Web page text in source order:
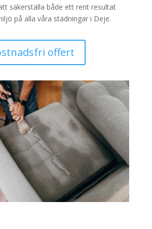
säkerställa både ett rent resultat
på alla våra städningar i Deje.
offert